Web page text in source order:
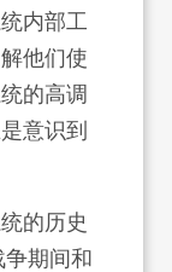
内部工
他们使
的高调
意识到
的历史
期间和